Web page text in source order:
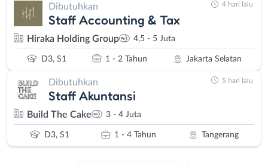
Dibutuhkan
Staff Accounting & Tax
Hiraka Holding Group 4,5 - 5 Juta
D3, S1 1 - 2 Tahun Jakarta Selatan
4 hari lalu
Dibutuhkan
Staff Akuntansi
Build The Cake 3 - 4 Juta
D3, S1 1 - 4 Tahun Tangerang
5 hari lalu